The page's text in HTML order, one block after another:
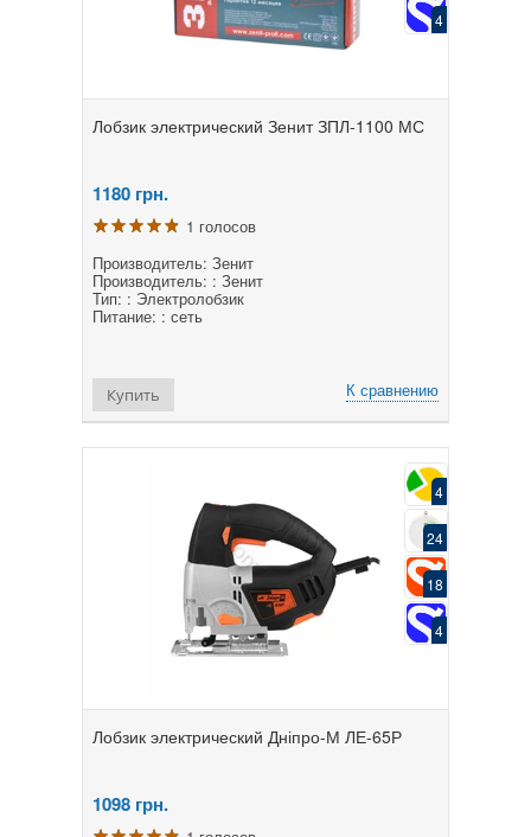
4
Лобзик электрический Зенит ЗПЛ-1100 МС
1180 грн.
1 голосов
Производитель: Зенит
Производитель: : Зенит
Тип: : Электролобзик
Питание: : сеть
К сравнению
Купить
4
24
18
4
Лобзик электрический Дніпро-М ЛЕ-65Р
1098 грн.